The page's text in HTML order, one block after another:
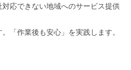
対応できない地域へのサービス提供
「作業後も安心」を実践します。